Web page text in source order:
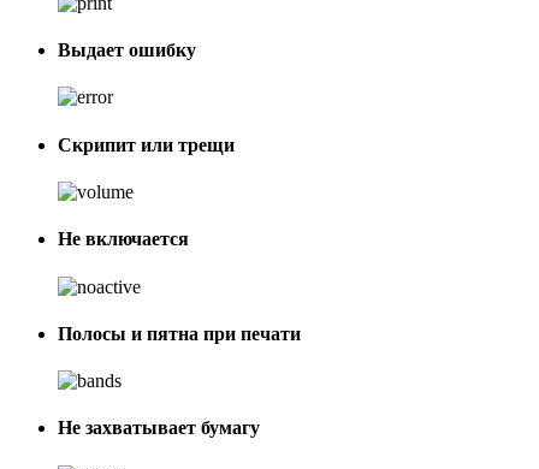
Выдает ошибку
Скрипит или трещи
Не включается
Полосы и пятна при печати
Не захватывает бумагу